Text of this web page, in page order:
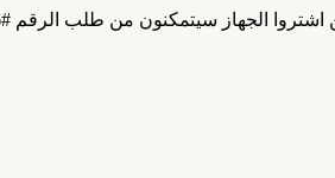
#056* والاستفادة من عرض اليوم الذي سيقدم لهم أحد العروض التالية: